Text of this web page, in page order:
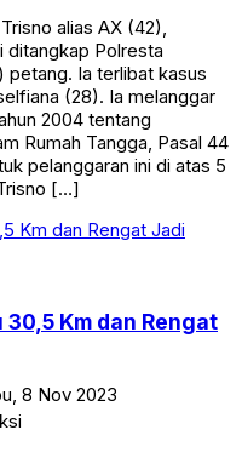
alias AX (42),
ditangkap Polresta
petang. Ia terlibat kasus
(28). Ia melanggar
2004 tentang
Rumah Tangga, Pasal 44
pelanggaran ini di atas 5
[…]
Km dan Rengat
8 Nov 2023